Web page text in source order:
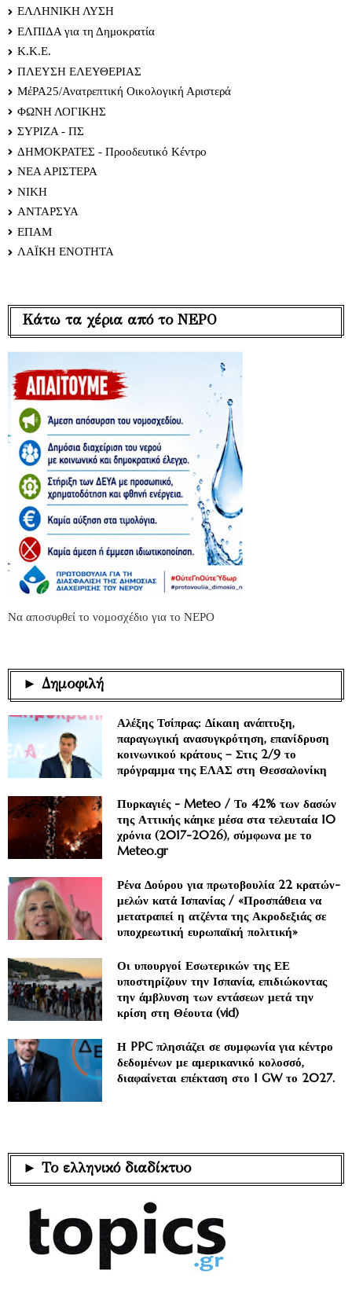
ΕΛΛΗΝΙΚΗ ΛΥΣΗ
ΕΛΠΙΔΑ για τη Δημοκρατία
Κ.Κ.Ε.
ΠΛΕΥΣΗ ΕΛΕΥΘΕΡΙΑΣ
ΜέΡΑ25/Ανατρεπτική Οικολογική Αριστερά
ΦΩΝΗ ΛΟΓΙΚΗΣ
ΣΥΡΙΖΑ - ΠΣ
ΔΗΜΟΚΡΑΤΕΣ - Προοδευτικό Κέντρο
ΝΕΑ ΑΡΙΣΤΕΡΑ
ΝΙΚΗ
ΑΝΤΑΡΣΥΑ
ΕΠΑΜ
ΛΑΪΚΗ ΕΝΟΤΗΤΑ
Κάτω τα χέρια από το ΝΕΡΟ
Να αποσυρθεί το νομοσχέδιο για το ΝΕΡΟ
► Δημοφιλή
Αλέξης Τσίπρας: Δίκαιη ανάπτυξη,
παραγωγική ανασυγκρότηση, επανίδρυση
κοινωνικού κράτους – Στις 2/9 το
πρόγραμμα της ΕΛΑΣ στη Θεσσαλονίκη
Πυρκαγιές - Meteo / Το 42% των δασών
της Αττικής κάηκε μέσα στα τελευταία 10
χρόνια (2017-2026), σύμφωνα με το
Meteo.gr
Ρένα Δούρου για πρωτοβουλία 22 κρατών-
μελών κατά Ισπανίας / «Προσπάθεια να
μετατραπεί η ατζέντα της Ακροδεξιάς σε
υποχρεωτική ευρωπαϊκή πολιτική»
Οι υπουργοί Εσωτερικών της ΕΕ
υποστηρίζουν την Ισπανία, επιδιώκοντας
την άμβλυνση των εντάσεων μετά την
κρίση στη Θέουτα (vid)
Η PPC πλησιάζει σε συμφωνία για κέντρο
δεδομένων με αμερικανικό κολοσσό,
διαφαίνεται επέκταση στο 1 GW το 2027.
► Το ελληνικό διαδίκτυο